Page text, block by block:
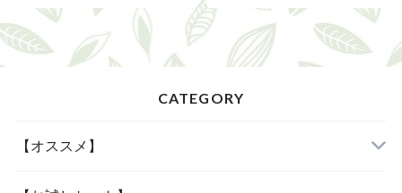
CATEGORY
【オススメ】